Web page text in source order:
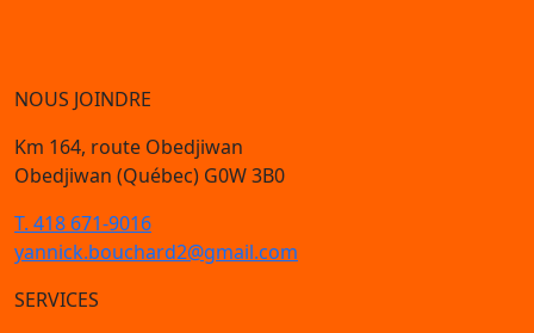
NOUS JOINDRE
Km 164, route Obedjiwan
Obedjiwan (Québec) G0W 3B0
T. 418 671-9016
yannick.bouchard2@gmail.com
SERVICES